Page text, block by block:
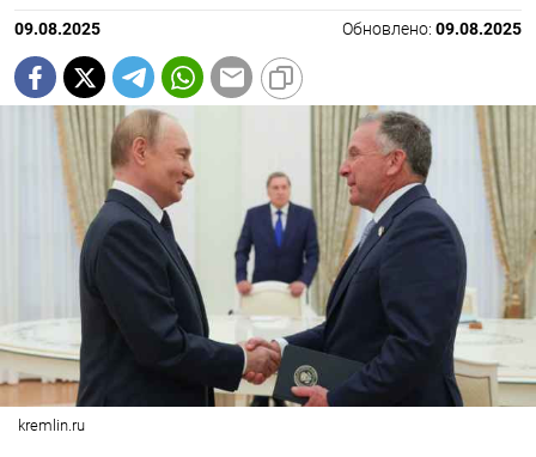
09.08.2025 Обновлено: 09.08.2025
kremlin.ru